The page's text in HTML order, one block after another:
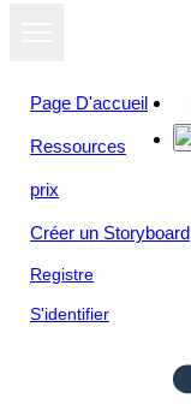
Page D'accueil
Ressources
prix
Créer un Storyboard
Registre
S'identifier